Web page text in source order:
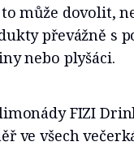
může dovolit,
převážně s
nebo plyšáci.
FIZI
ve všech